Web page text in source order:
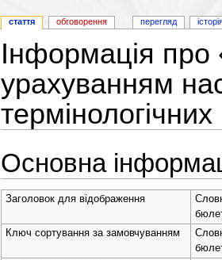
Інформація
урахуванням
Основна
Заголовок для відображення
Ключ сортування за замовчуванням
стаття обговорення перегляд